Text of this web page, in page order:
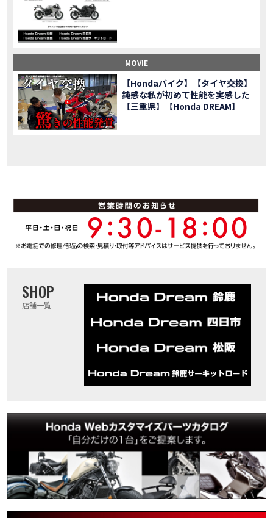
NEW BIKE 「CB1100 EX Final Edition」「CB1100 RS Final Edition」を発売
NEW BIKE 「モンキー125」に5速トランスミッションを採用した新エンジンを搭載し発売！
NEW BIKE 「スーパーカブ C125」に環境性能を向上させた新エンジンを搭載し発売！
【イベントレポート】2021年 7月25日 敦賀ツーリング
MOVIE HondaDream鈴鹿 オフロードスクール紹介
NEW BIKE 「ADV150」に受注期間限定のカラーリングを設定し発売！
NEW BIKE 「GB350」「GB350 S」新型ロードスポーツモデル GB350・GB350 S を発売！
NEW BIKE 「フォルツァ」軽二輪スクーター フォルツァ をモデルチェンジし発売！
NEW BIKE 大型クルーザーモデル「Rebel 1100」を新発売!!
よりスポーティーなイメージを強化『CBR650R』を発表!
NEW BIKE Neo Sports Caféシリーズのミドルクラスモデル『CB650R』を発表！
NEW BIKE フルモデルチェンジした 新型「PCX」「PCX160」「PCX e:HEV」を発表!
MOVIE
【Hondaバイク】【タイヤ交換】
鈍感な私が初めて性能を実感した
【三重県】【Honda DREAM】
SHOP
店舗一覧